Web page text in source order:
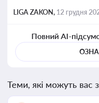
LIGA ZAKON, 12 грудня
Повний AI-
Теми, які можуть вас